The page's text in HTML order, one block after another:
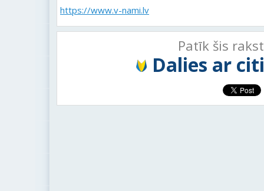
https://www.v-nami.lv
Patīk šis
Dalies ar